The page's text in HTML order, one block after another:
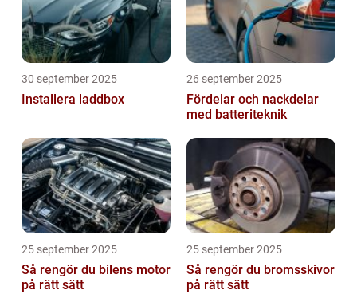
30 september 2025
Installera laddbox
26 september 2025
Fördelar och nackdelar
med batteriteknik
25 september 2025
Så rengör du bilens motor
på rätt sätt
25 september 2025
Så rengör du bromsskivor
på rätt sätt